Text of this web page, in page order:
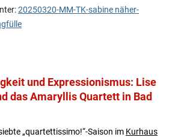
20250320-MM-TK-sabine näher-
und Expressionismus: Lise
das Amaryllis Quartett in Bad
„quartettissimo!“-Saison im Kurhaus